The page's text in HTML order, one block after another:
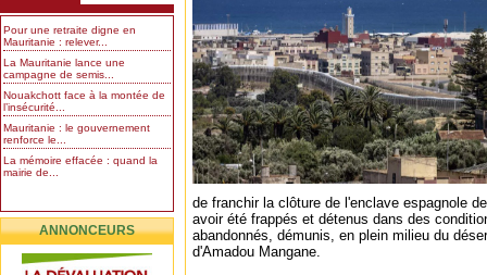
Pour une retraite digne en
Mauritanie : relever...
La Mauritanie lance une
campagne de semis...
Nouakchott face à la montée de
l’insécurité...
Mauritanie : le gouvernement
renforce le...
La mémoire effacée : quand la
mairie de...
ANNONCEURS
de franchir la clôture de l'enclave espagnole
avoir été frappés et détenus dans des
abandonnés, démunis, en plein milieu du
d'Amadou Mangane.